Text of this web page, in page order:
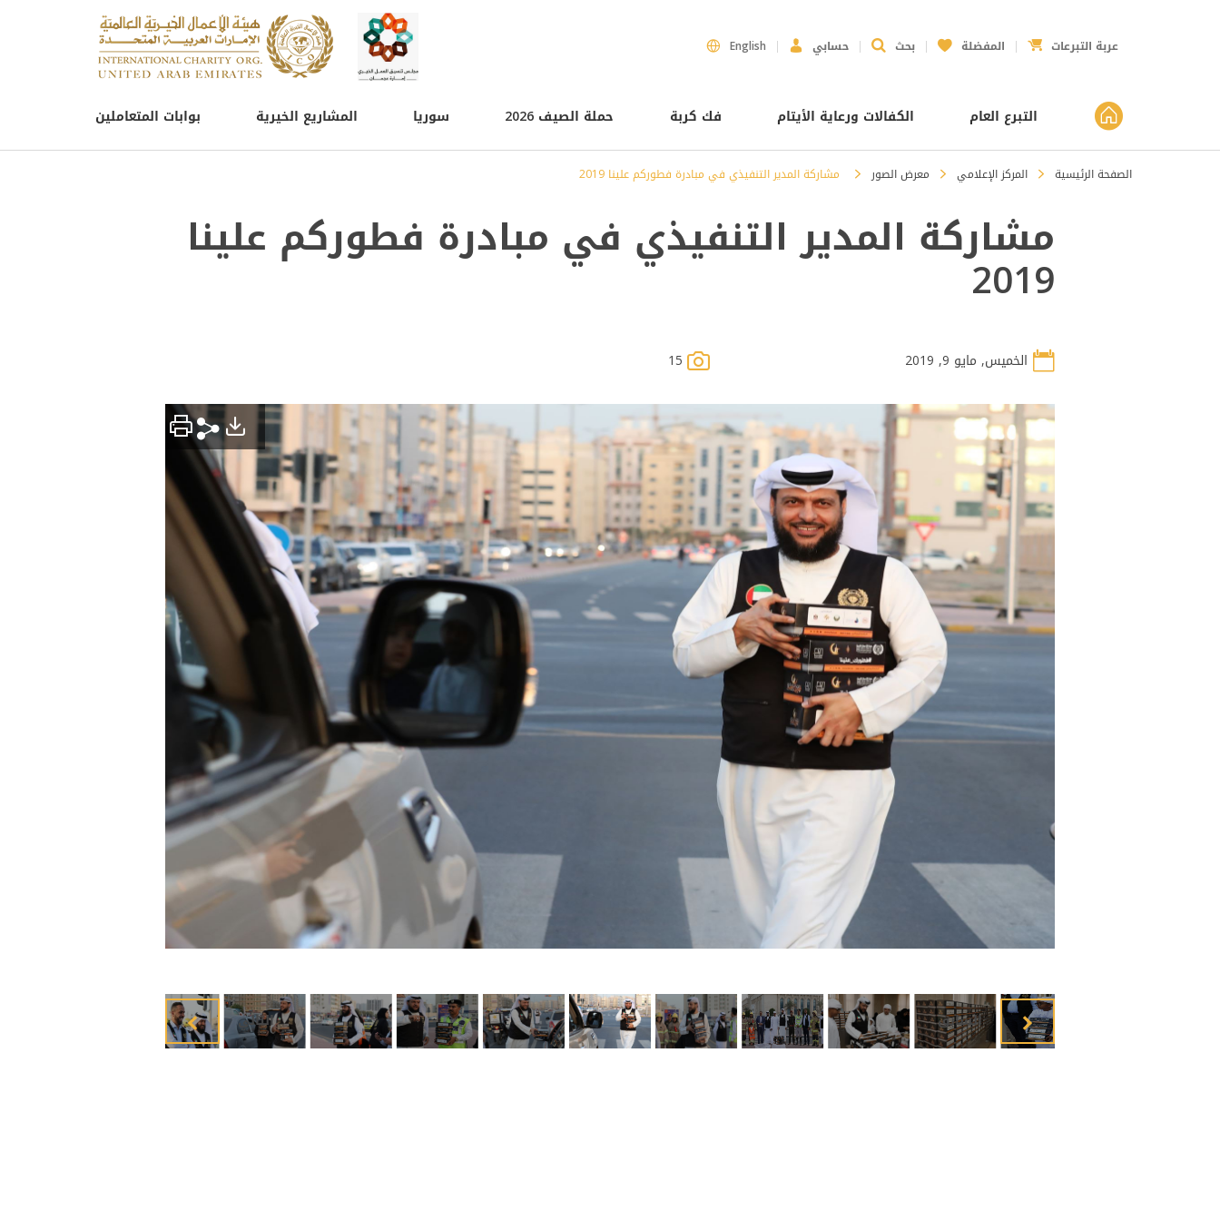
English حسابي بحث المفضلة عربة التبرعات
التبرع العام الكفالات ورعاية الأيتام فك كربة حملة الصيف 2026 سوريا المشاريع الخيرية
الصفحة الرئيسية المركز الإعلامي معرض الصور مشاركة المدير التنفيذي في مبادرة فطوركم علينا 2019
مشاركة المدير التنفيذي في مبادرة فطوركم علينا
2019
الخميس, مايو 9, 2019 15
التالي السابق